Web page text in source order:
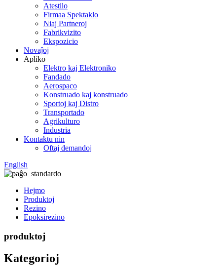
Atestilo
Firmaa Spektaklo
Niaj Partneroj
Fabrikvizito
Ekspozicio
Novaĵoj
Apliko
Elektro kaj Elektroniko
Fandado
Aerospaco
Konstruado kaj konstruado
Sportoj kaj Distro
Transportado
Agrikulturo
Industria
Kontaktu nin
Oftaj demandoj
English
Hejmo
Produktoj
Rezino
Epoksirezino
produktoj
Kategorioj